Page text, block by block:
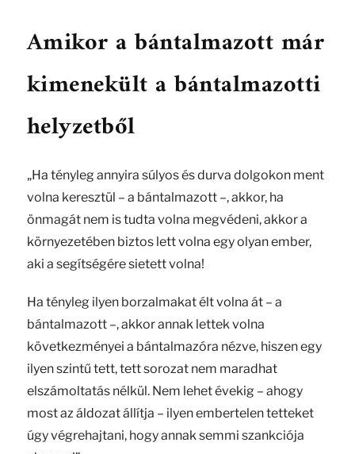
Amikor a bántalmazott már
kimenekült a bántalmazotti
helyzetből
„Ha tényleg annyira súlyos és durva dolgokon ment
volna keresztül – a bántalmazott –, akkor, ha
önmagát nem is tudta volna megvédeni, akkor a
környezetében biztos lett volna egy olyan ember,
aki a segítségére sietett volna!
Ha tényleg ilyen borzalmakat élt volna át – a
bántalmazott –, akkor annak lettek volna
következményei a bántalmazóra nézve, hiszen egy
ilyen szintű tett, tett sorozat nem maradhat
elszámoltatás nélkül. Nem lehet évekig – ahogy
most az áldozat állítja – ilyen embertelen tetteket
úgy végrehajtani, hogy annak semmi szankciója